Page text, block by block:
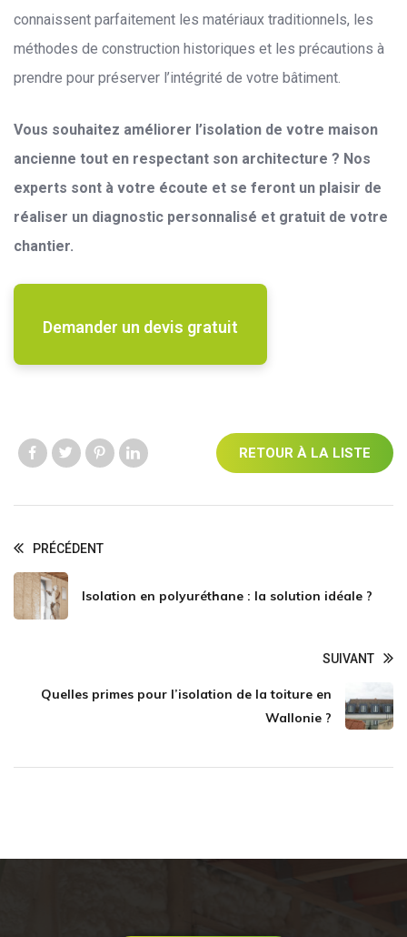
connaissent parfaitement les matériaux traditionnels, les
méthodes de construction historiques et les précautions à
prendre pour préserver l’intégrité de votre bâtiment.
Vous souhaitez améliorer l’isolation de votre maison
ancienne tout en respectant son architecture ? Nos
experts sont à votre écoute et se feront un plaisir de
réaliser un diagnostic personnalisé et gratuit de votre
chantier.
Demander un devis gratuit
Like usLike usLike us RETOUR À LA LISTE
PRÉCÉDENT
Isolation en polyuréthane : la solution idéale ?
SUIVANT
Quelles primes pour l’isolation de la toiture en
Wallonie ?